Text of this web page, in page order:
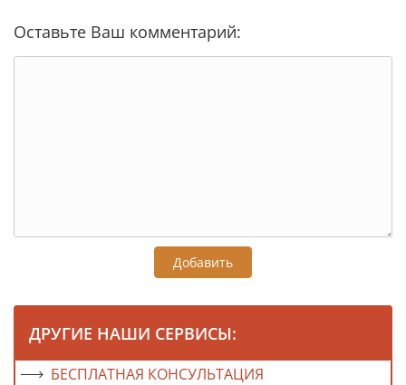
Оставьте Ваш комментарий:
Добавить
ДРУГИЕ НАШИ СЕРВИСЫ:
БЕСПЛАТНАЯ КОНСУЛЬТАЦИЯ